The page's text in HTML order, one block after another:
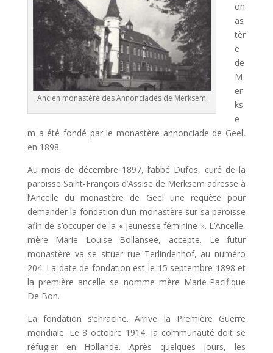
Ancien monastère des Annonciades de Merksem
on
as
tèr
e
de
M
er
ks
e
m a été fondé par le monastère annonciade de Geel,
en 1898.
Au mois de décembre 1897, l’abbé Dufos, curé de la
paroisse Saint-François d’Assise de Merksem adresse à
l’Ancelle du monastère de Geel une requête pour
demander la fondation d’un monastère sur sa paroisse
afin de s’occuper de la « jeunesse féminine ». L’Ancelle,
mère Marie Louise Bollansee, accepte. Le futur
monastère va se situer rue Terlindenhof, au numéro
204. La date de fondation est le 15 septembre 1898 et
la première ancelle se nomme mère Marie-Pacifique
De Bon.
La fondation s’enracine. Arrive la Première Guerre
mondiale. Le 8 octobre 1914, la communauté doit se
réfugier en Hollande. Après quelques jours, les